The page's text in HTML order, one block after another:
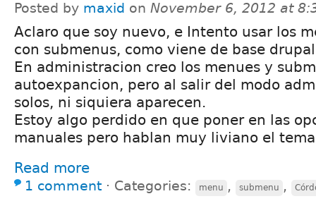
Posted by maxid on November 6, 2012 at
Aclaro que soy nuevo, e Intento usar los
con submenus, como viene de base
En administracion creo los menues y
autoexpancion, pero al salir del modo
solos, ni siquiera aparecen.
Estoy algo perdido en que poner en las
manuales pero hablan muy liviano el
Read more
1 comment ⋅ Categories: menu , submenu ,